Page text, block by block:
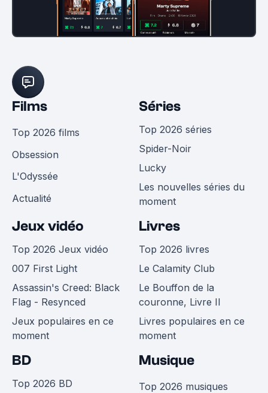
Films
Top 2026 films
Obsession
L'Odyssée
Actualité
Séries
Top 2026 séries
Spider-Noir
Lucky
Les nouvelles séries du
moment
Jeux vidéo
Top 2026 Jeux vidéo
007 First Light
Assassin's Creed: Black
Flag - Resynced
Jeux populaires en ce
moment
Livres
Top 2026 livres
Le Calamity Club
Le Bouffon de la
couronne, Livre II
Livres populaires en ce
moment
BD
Top 2026 BD
Musique
Top 2026 musiques